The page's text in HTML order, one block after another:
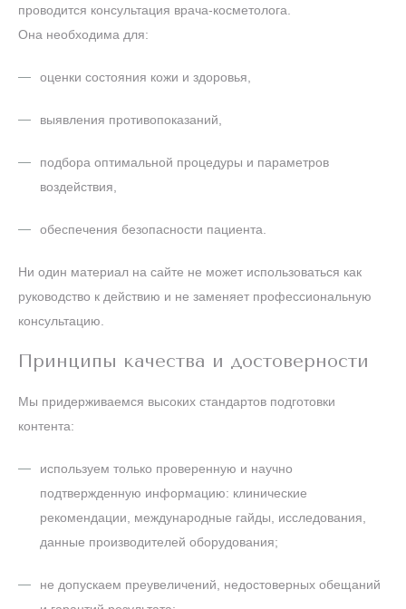
проводится консультация врача-косметолога.
Она необходима для:
оценки состояния кожи и здоровья,
выявления противопоказаний,
подбора оптимальной процедуры и параметров
воздействия,
обеспечения безопасности пациента.
Ни один материал на сайте не может использоваться как
руководство к действию и не заменяет профессиональную
консультацию.
Принципы качества и достоверности
Мы придерживаемся высоких стандартов подготовки
контента:
используем только проверенную и научно
подтвержденную информацию: клинические
рекомендации, международные гайды, исследования,
данные производителей оборудования;
не допускаем преувеличений, недостоверных обещаний